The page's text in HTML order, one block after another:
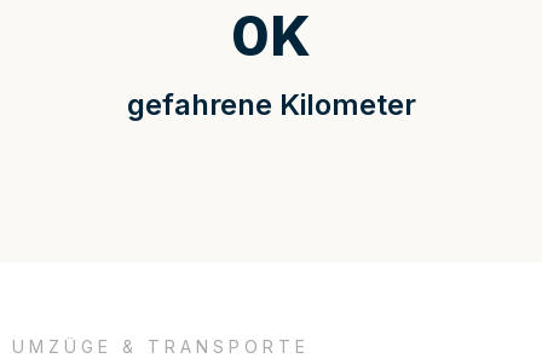
gefahrene Kilometer
0K
UMZÜGE & TRANSPORTE